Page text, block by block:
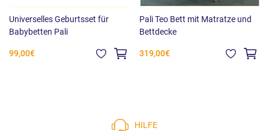
Universelles Geburtsset für
Babybetten Pali
99,00€
Pali Teo Bett mit Matratze und
Bettdecke
319,00€
HILFE